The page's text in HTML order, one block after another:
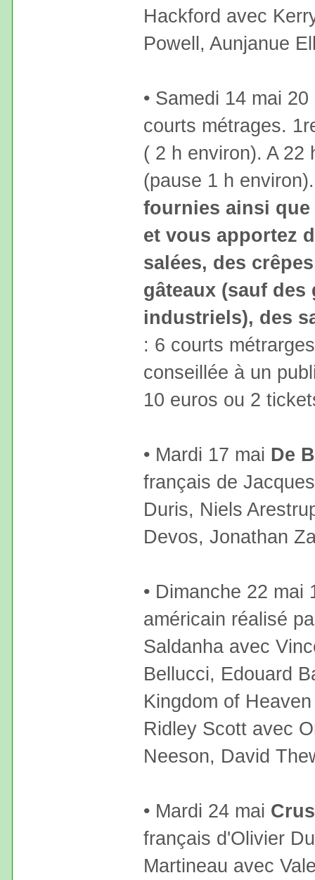
Hackford avec
Powell, Aunjanue
• Samedi 14 mai
courts métrages.
( 2 h environ). A 22
(pause 1 h
fournies ainsi
et vous apportez
salées, des
gâteaux (sauf des
industriels), des
: 6 courts
conseillée à un
10 euros ou 2
• Mardi 17 mai De
français de
Duris, Niels
Devos, Jonathan
• Dimanche 22 mai
américain réalisé
Saldanha avec
Bellucci, Edouard
Kingdom of
Ridley Scott avec
Neeson, David
• Mardi 24 mai
français d'Olivier
Martineau avec